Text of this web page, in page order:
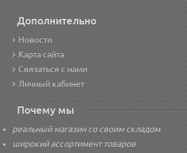
Дополнительно
Новости
Карта сайта
Связаться с нами
Личный кабинет
Почему мы
реальный магазин со своим складом
широкий ассортимент товаров